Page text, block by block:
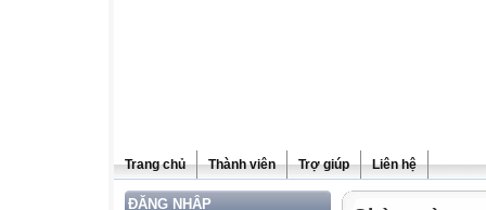
Trang chủ Thành viên Trợ giúp Liên hệ
ĐĂNG NHẬP